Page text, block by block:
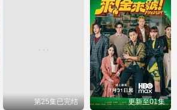
第25集已完结 更新至01集